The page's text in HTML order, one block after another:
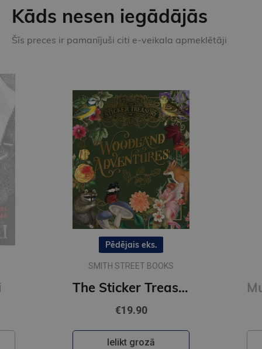
Kāds nesen iegādājās
Šīs preces ir pamanījuši citi e-veikala apmeklētāji
Mugursoma- Zero, anti-gravity, AGS, Flori, 43 x 29 x 21cm
€84.95
Ielikt grozā